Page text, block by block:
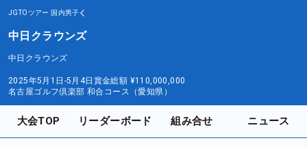
JGTOツアー 国内男子
中日クラウンズ
中日クラウンズ
2025年5月1日-5月4日 賞金総額 ¥110,000,000
名古屋ゴルフ倶楽部 和合コース（愛知県）
大会TOP リーダーボード 組み合せ ニュース